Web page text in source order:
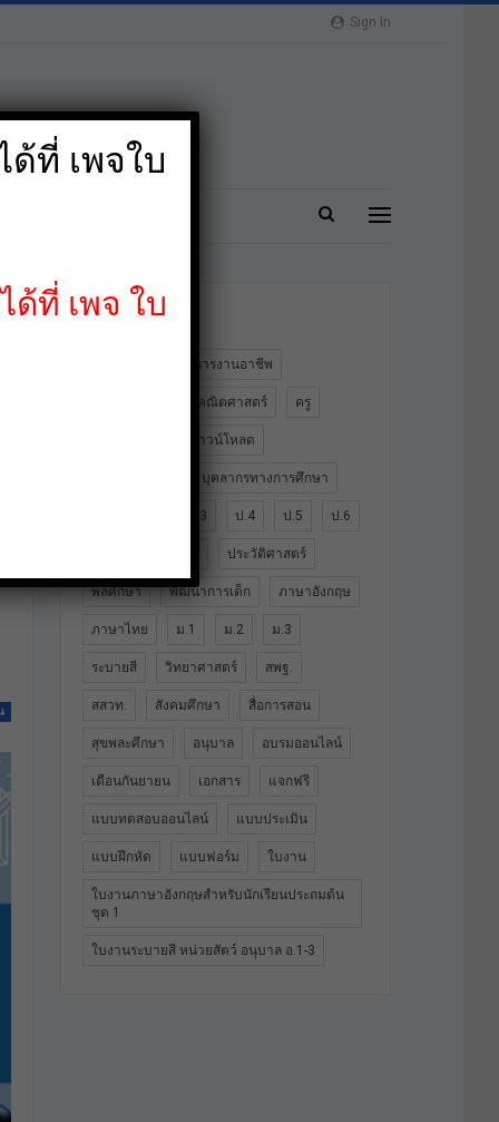
Sign In
ป้ายกำกับ
การงานอาชีพ
คณิตศาสตร์ ครู
ดาวน์โหลด
บุคลากรทางการศึกษา
ป.3 ป.4 ป.5 ป.6
ประวัติศาสตร์
พลศึกษา พัฒนาการเด็ก ภาษาอังกฤษ
ภาษาไทย ม.1 ม.2 ม.3
ระบายสี วิทยาศาสตร์ สพฐ.
สสวท. สังคมศึกษา สื่อการสอน
สุขพละศึกษา อนุบาล อบรมออนไลน์
เดือนกันยายน เอกสาร แจกฟรี
แบบทดสอบออนไลน์ แบบประเมิน
แบบฝึกหัด แบบฟอร์ม ใบงาน
ใบงานภาษาอังกฤษสำหรับนักเรียนประถมต้น
ชุด 1
ใบงานระบายสี หน่วยสัตว์ อนุบาล อ.1-3
ที่ เพจใบ
ที่ เพจ ใบ